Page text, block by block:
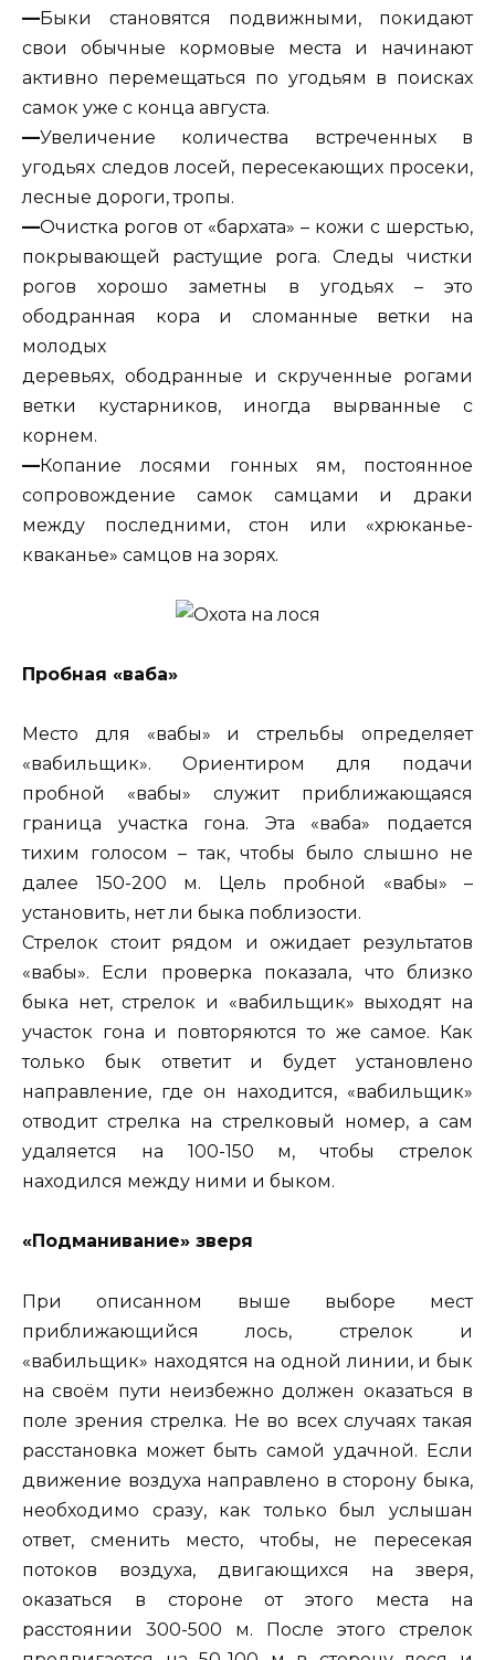
—Быки становятся подвижными, покидают
свои обычные кормовые места и начинают
активно перемещаться по угодьям в поисках
самок уже с конца августа.
—Увеличение количества встреченных в
угодьях следов лосей, пересекающих просеки,
лесные дороги, тропы.
—Очистка рогов от «бархата» – кожи с шерстью,
покрывающей растущие рога. Следы чистки
рогов хорошо заметны в угодьях – это
ободранная кора и сломанные ветки на
молодых
деревьях, ободранные и скрученные рогами
ветки кустарников, иногда вырванные с
корнем.
—Копание лосями гонных ям, постоянное
сопровождение самок самцами и драки
между последними, стон или «хрюканье-
кваканье» самцов на зорях.
Пробная «ваба»
Место для «вабы» и стрельбы определяет
«вабильщик». Ориентиром для подачи
пробной «вабы» служит приближающаяся
граница участка гона. Эта «ваба» подается
тихим голосом – так, чтобы было слышно не
далее 150-200 м. Цель пробной «вабы» –
установить, нет ли быка поблизости.
Стрелок стоит рядом и ожидает результатов
«вабы». Если проверка показала, что близко
быка нет, стрелок и «вабильщик» выходят на
участок гона и повторяются то же самое. Как
только бык ответит и будет установлено
направление, где он находится, «вабильщик»
отводит стрелка на стрелковый номер, а сам
удаляется на 100-150 м, чтобы стрелок
находился между ними и быком.
«Подманивание» зверя
При описанном выше выборе мест
приближающийся лось, стрелок и
«вабильщик» находятся на одной линии, и бык
на своём пути неизбежно должен оказаться в
поле зрения стрелка. Не во всех случаях такая
расстановка может быть самой удачной. Если
движение воздуха направлено в сторону быка,
необходимо сразу, как только был услышан
ответ, сменить место, чтобы, не пересекая
потоков воздуха, двигающихся на зверя,
оказаться в стороне от этого места на
расстоянии 300-500 м. После этого стрелок